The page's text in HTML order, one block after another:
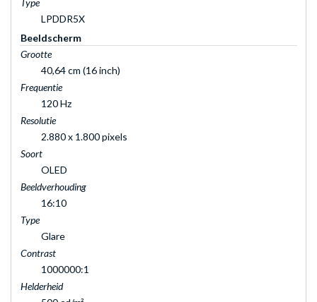
Type
LPDDR5X
Beeldscherm
Grootte
40,64 cm (16 inch)
Frequentie
120 Hz
Resolutie
2.880 x 1.800 pixels
Soort
OLED
Beeldverhouding
16:10
Type
Glare
Contrast
1000000:1
Helderheid